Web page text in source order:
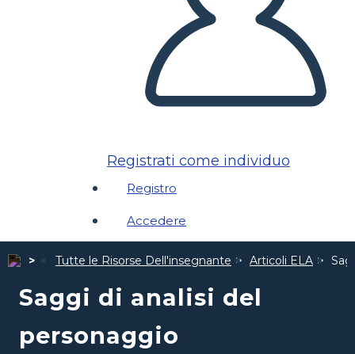
Registrati come individuo
Registro
Accedere
Tutte le Risorse Dell'insegnante Articoli ELA
Saggi di analisi del
personaggio